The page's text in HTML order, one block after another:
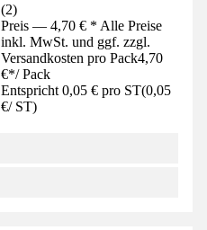
(2)
Preis — 4,70 € * Alle Preise
inkl. MwSt. und ggf. zzgl.
Versandkosten pro Pack4,70
€*/ Pack
Entspricht 0,05 € pro ST(0,05
€/ ST)